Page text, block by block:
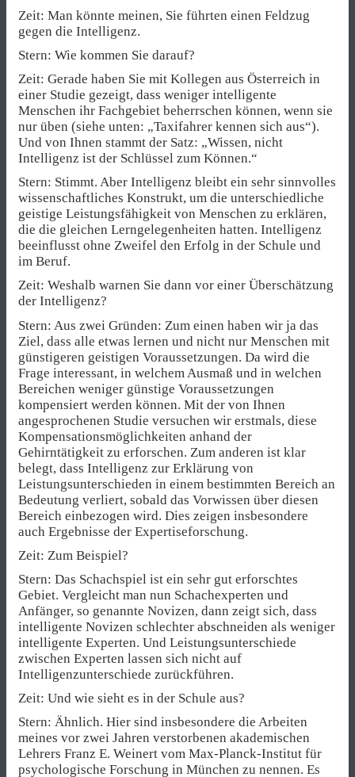
Zeit: Man könnte meinen, Sie führten einen Feldzug
gegen die Intelligenz.
Stern: Wie kommen Sie darauf?
Zeit: Gerade haben Sie mit Kollegen aus Österreich in
einer Studie gezeigt, dass weniger intelligente
Menschen ihr Fachgebiet beherrschen können, wenn sie
nur üben (siehe unten: „Taxifahrer kennen sich aus“).
Und von Ihnen stammt der Satz: „Wissen, nicht
Intelligenz ist der Schlüssel zum Können.“
Stern: Stimmt. Aber Intelligenz bleibt ein sehr sinnvolles
wissenschaftliches Konstrukt, um die unterschiedliche
geistige Leistungsfähigkeit von Menschen zu erklären,
die die gleichen Lerngelegenheiten hatten. Intelligenz
beeinflusst ohne Zweifel den Erfolg in der Schule und
im Beruf.
Zeit: Weshalb warnen Sie dann vor einer Überschätzung
der Intelligenz?
Stern: Aus zwei Gründen: Zum einen haben wir ja das
Ziel, dass alle etwas lernen und nicht nur Menschen mit
günstigeren geistigen Voraussetzungen. Da wird die
Frage interessant, in welchem Ausmaß und in welchen
Bereichen weniger günstige Voraussetzungen
kompensiert werden können. Mit der von Ihnen
angesprochenen Studie versuchen wir erstmals, diese
Kompensationsmöglichkeiten anhand der
Gehirntätigkeit zu erforschen. Zum anderen ist klar
belegt, dass Intelligenz zur Erklärung von
Leistungsunterschieden in einem bestimmten Bereich an
Bedeutung verliert, sobald das Vorwissen über diesen
Bereich einbezogen wird. Dies zeigen insbesondere
auch Ergebnisse der Expertiseforschung.
Zeit: Zum Beispiel?
Stern: Das Schachspiel ist ein sehr gut erforschtes
Gebiet. Vergleicht man nun Schachexperten und
Anfänger, so genannte Novizen, dann zeigt sich, dass
intelligente Novizen schlechter abschneiden als weniger
intelligente Experten. Und Leistungsunterschiede
zwischen Experten lassen sich nicht auf
Intelligenzunterschiede zurückführen.
Zeit: Und wie sieht es in der Schule aus?
Stern: Ähnlich. Hier sind insbesondere die Arbeiten
meines vor zwei Jahren verstorbenen akademischen
Lehrers Franz E. Weinert vom Max-Planck-Institut für
psychologische Forschung in München zu nennen. Es